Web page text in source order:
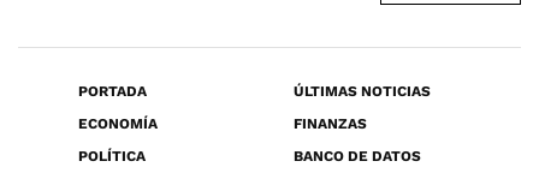
PORTADA
ÚLTIMAS NOTICIAS
ECONOMÍA
FINANZAS
POLÍTICA
BANCO DE DATOS